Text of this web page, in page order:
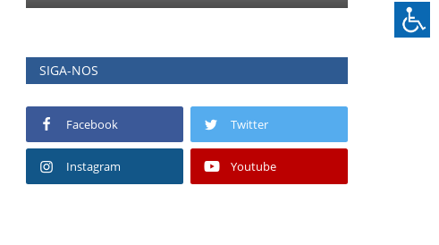
SIGA-NOS
Facebook Twitter
Instagram Youtube